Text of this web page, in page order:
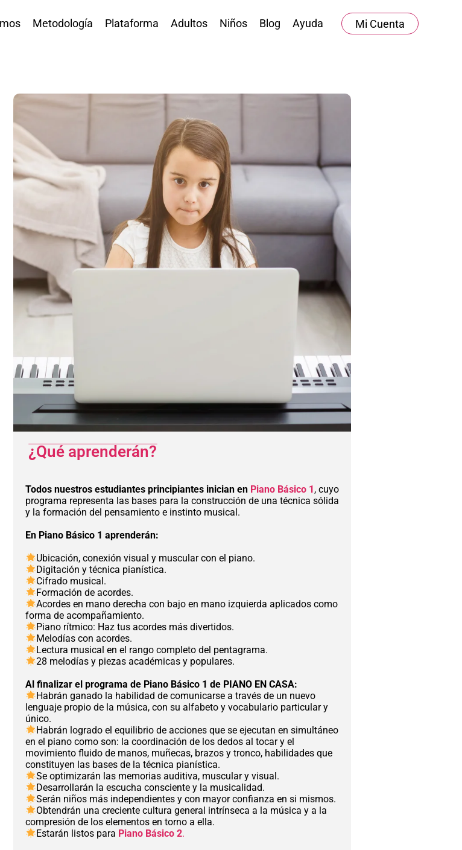
Metodología Plataforma Adultos Niños Blog Ayuda Mi Cuenta
¿Qué aprenderán?
Todos nuestros estudiantes principiantes inician en Piano Básico 1, cuyo
programa representa las bases para la construcción de una técnica sólida
y la formación del pensamiento e instinto musical.
En Piano Básico 1 aprenderán:
Ubicación, conexión visual y muscular con el piano.
Digitación y técnica pianística.
Cifrado musical.
Formación de acordes.
Acordes en mano derecha con bajo en mano izquierda aplicados como
forma de acompañamiento.
Piano rítmico: Haz tus acordes más divertidos.
Melodías con acordes.
Lectura musical en el rango completo del pentagrama.
28 melodías y piezas académicas y populares.
Al finalizar el programa de Piano Básico 1 de PIANO EN CASA:
Habrán ganado la habilidad de comunicarse a través de un nuevo
lenguaje propio de la música, con su alfabeto y vocabulario particular y
único.
Habrán logrado el equilibrio de acciones que se ejecutan en simultáneo
en el piano como son: la coordinación de los dedos al tocar y el
movimiento fluido de manos, muñecas, brazos y tronco, habilidades que
constituyen las bases de la técnica pianística.
Se optimizarán las memorias auditiva, muscular y visual.
Desarrollarán la escucha consciente y la musicalidad.
Serán niños más independientes y con mayor confianza en si mismos.
Obtendrán una creciente cultura general intrínseca a la música y a la
compresión de los elementos en torno a ella.
Estarán listos para Piano Básico 2.